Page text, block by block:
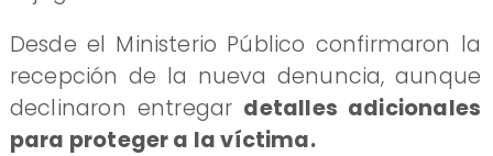
Desde el Ministerio Público confirmaron la
recepción de la nueva denuncia, aunque
declinaron entregar detalles adicionales
para proteger a la víctima.